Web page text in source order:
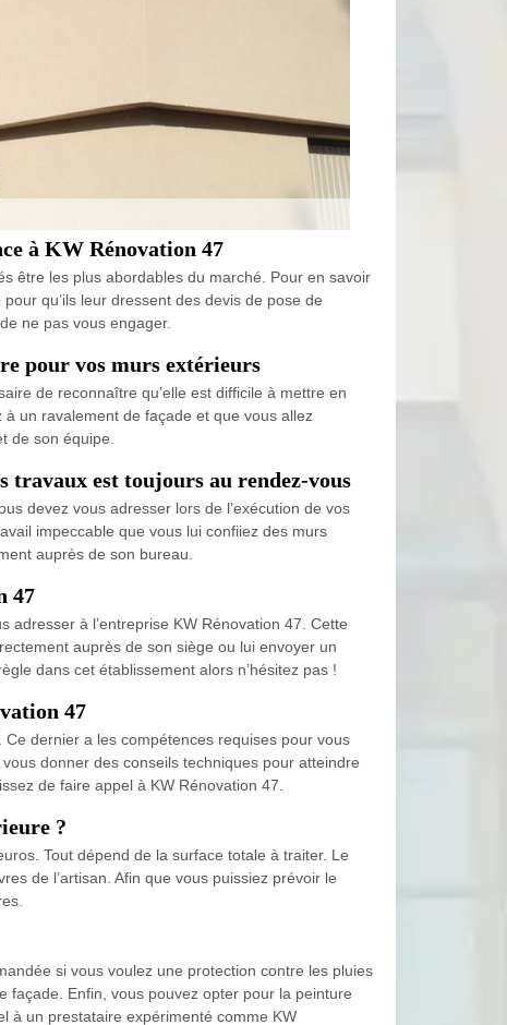
à KW Rénovation 47
être les plus abordables du marché. Pour en savoir
qu’ils leur dressent des devis de pose de
ne pas vous engager.
pour vos murs extérieurs
de reconnaître qu’elle est difficile à mettre en
un ravalement de façade et que vous allez
de son équipe.
travaux est toujours au rendez-vous
devez vous adresser lors de l’exécution de vos
impeccable que vous lui confiiez des murs
auprès de son bureau.
47
adresser à l’entreprise KW Rénovation 47. Cette
auprès de son siège ou lui envoyer un
dans cet établissement alors n’hésitez pas !
47
dernier a les compétences requises pour vous
donner des conseils techniques pour atteindre
de faire appel à KW Rénovation 47.
?
Tout dépend de la surface totale à traiter. Le
de l’artisan. Afin que vous puissiez prévoir le
si vous voulez une protection contre les pluies
façade. Enfin, vous pouvez opter pour la peinture
à un prestataire expérimenté comme KW